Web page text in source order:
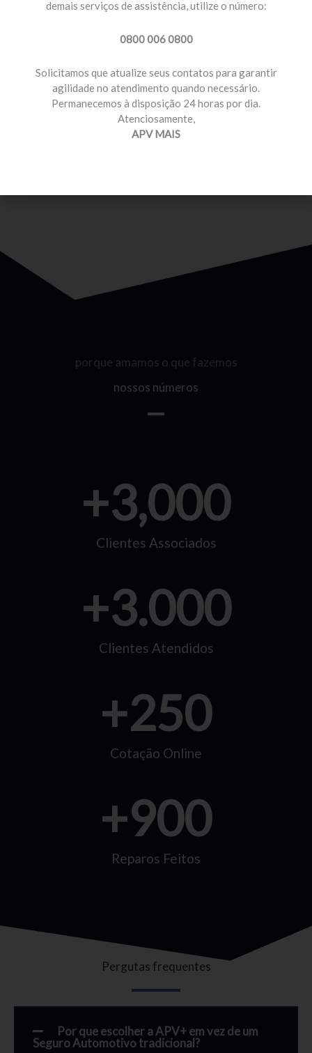
MOTORISTA PROFISSIONAL
Temos planos e preços com diferenciais para você
porque amamos o que fazemos
nossos números
Clientes Associados
+3,000
Clientes Atendidos
+3.000
Cotação Online
+250
Reparos Feitos
+900
Pergutas frequentes
Por que escolher a APV+ em vez de um
Seguro Automotivo tradicional?
demais serviços de assistência, utilize o número:
0800 006 0800
Solicitamos que atualize seus contatos para garantir
agilidade no atendimento quando necessário.
Permanecemos à disposição 24 horas por dia.
Atenciosamente,
APV MAIS